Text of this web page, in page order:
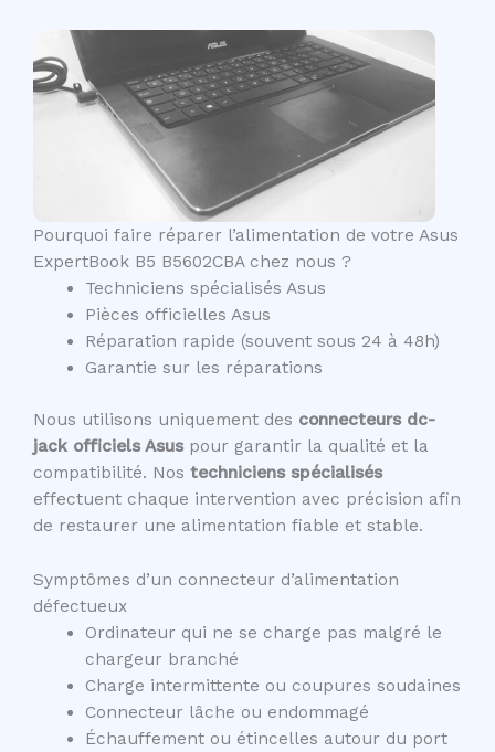
Pourquoi faire réparer l’alimentation de votre Asus
ExpertBook B5 B5602CBA chez nous ?
Techniciens spécialisés Asus
Pièces officielles Asus
Réparation rapide (souvent sous 24 à 48h)
Garantie sur les réparations
Nous utilisons uniquement des connecteurs dc-
jack officiels Asuspour garantir la qualité et la
compatibilité. Nos techniciens spécialisés
effectuent chaque intervention avec précision afin
de restaurer une alimentation fiable et stable.
Symptômes d’un connecteur d’alimentation
défectueux
Ordinateur qui ne se charge pas malgré le
chargeur branché
Charge intermittente ou coupures soudaines
Connecteur lâche ou endommagé
Échauffement ou étincelles autour du port